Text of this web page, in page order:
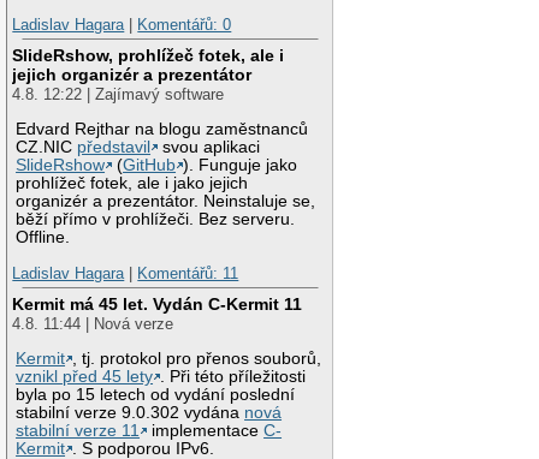
Ladislav Hagara | Komentářů: 0
SlideRshow, prohlížeč fotek, ale i
jejich organizér a prezentátor
4.8. 12:22 | Zajímavý software
Edvard Rejthar na blogu zaměstnanců
CZ.NIC představil
svou aplikaci
SlideRshow
(GitHub ). Funguje jako
prohlížeč fotek, ale i jako jejich
organizér a prezentátor. Neinstaluje se,
běží přímo v prohlížeči. Bez serveru.
Offline.
Ladislav Hagara | Komentářů: 11
Kermit má 45 let. Vydán C-Kermit 11
4.8. 11:44 | Nová verze
Kermit , tj. protokol pro přenos souborů,
vznikl před 45 lety . Při této příležitosti
byla po 15 letech od vydání poslední
stabilní verze 9.0.302 vydána nová
stabilní verze 11
implementaceC-
Kermit . S podporou IPv6.